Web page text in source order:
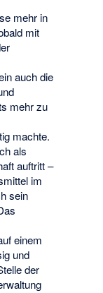
mehr in
mit
auch die
mehr zu
machte.
als
auftritt –
im
sein
einem
und
der